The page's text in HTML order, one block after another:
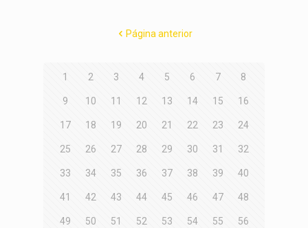
Página anterior
1 2 3 4 5 6 7 8
9 10 11 12 13 14 15 16
17 18 19 20 21 22 23 24
25 26 27 28 29 30 31 32
33 34 35 36 37 38 39 40
41 42 43 44 45 46 47 48
49 50 51 52 53 54 55 56